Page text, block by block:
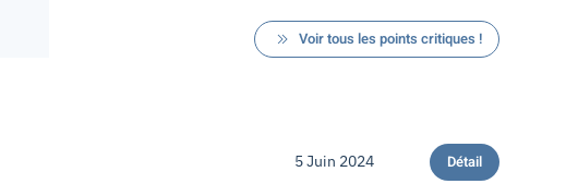
Voir tous les points critiques !
5 Juin 2024 Détail